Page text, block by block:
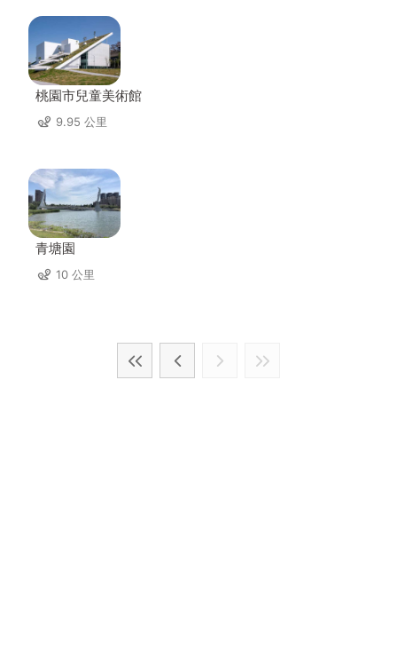
桃園市兒童美術館
9.95 公里
青塘園
10 公里